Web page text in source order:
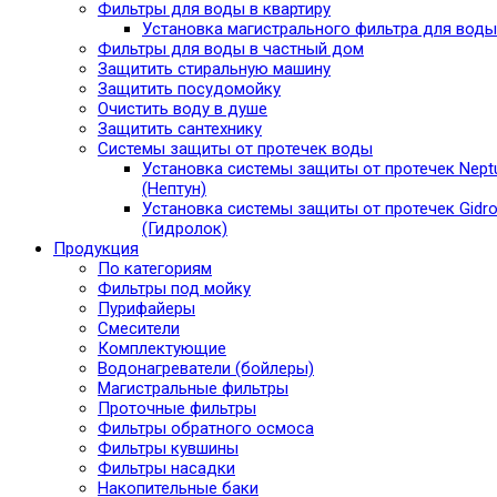
Фильтры для воды в квартиру
Установка магистрального фильтра для воды
Фильтры для воды в частный дом
Защитить стиральную машину
Защитить посудомойку
Очистить воду в душе
Защитить сантехнику
Системы защиты от протечек воды
Установка системы защиты от протечек
(Нептун)
Установка системы защиты от протечек
(Гидролок)
Продукция
По категориям
Фильтры под мойку
Пурифайеры
Смесители
Комплектующие
Водонагреватели (бойлеры)
Магистральные фильтры
Проточные фильтры
Фильтры обратного осмоса
Фильтры кувшины
Фильтры насадки
Накопительные баки